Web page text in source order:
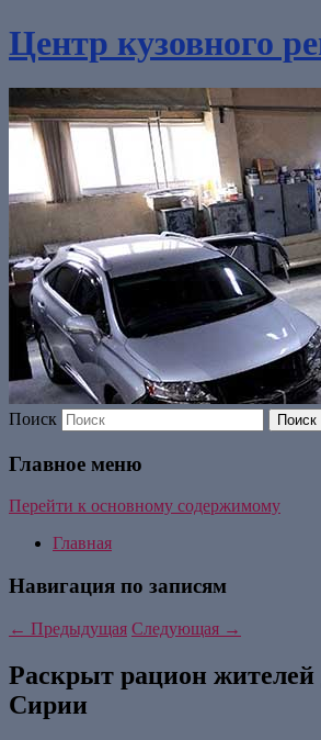
Центр кузовного
Поиск
Главное меню
Перейти к основному содержимому
Главная
Навигация по записям
← Предыдущая Следующая →
Раскрыт рацион жителей
Сирии